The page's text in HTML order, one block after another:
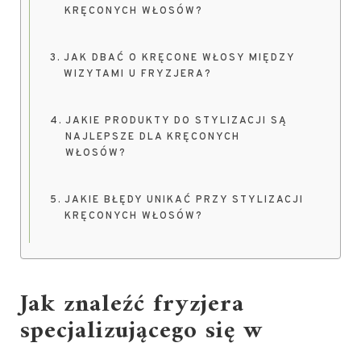
KRĘCONYCH WŁOSÓW?
JAK DBAĆ O KRĘCONE WŁOSY MIĘDZY
WIZYTAMI U FRYZJERA?
JAKIE PRODUKTY DO STYLIZACJI SĄ
NAJLEPSZE DLA KRĘCONYCH
WŁOSÓW?
JAKIE BŁĘDY UNIKAĆ PRZY STYLIZACJI
KRĘCONYCH WŁOSÓW?
Jak znaleźć fryzjera
specjalizującego się w